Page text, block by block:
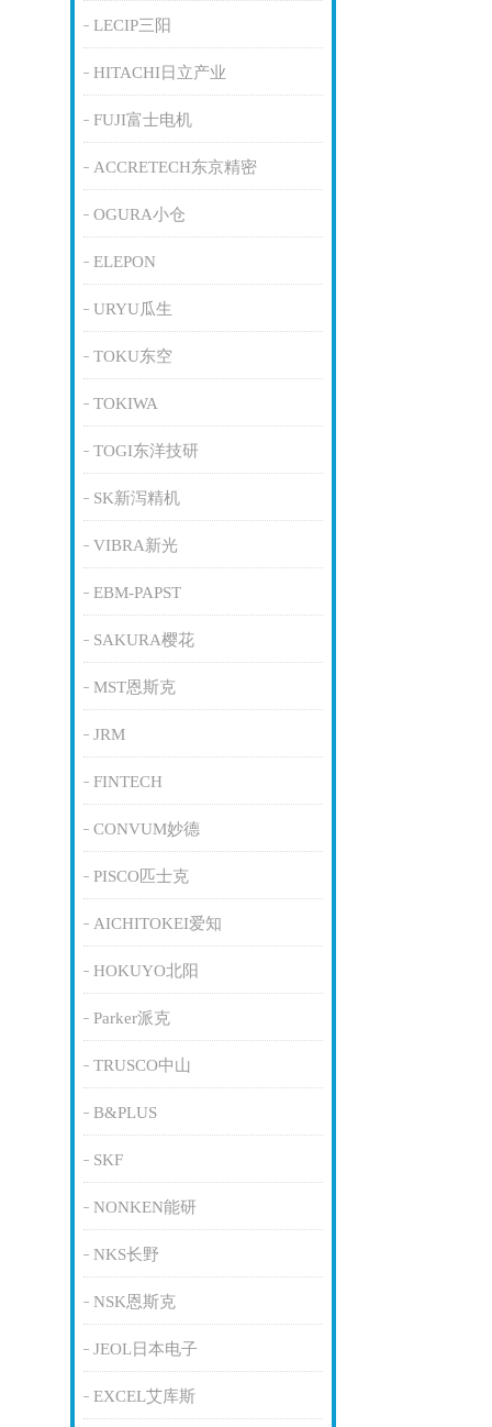
LECIP三阳
HITACHI日立产业
FUJI富士电机
ACCRETECH东京精密
OGURA小仓
ELEPON
URYU瓜生
TOKU东空
TOKIWA
TOGI东洋技研
SK新泻精机
VIBRA新光
EBM-PAPST
SAKURA樱花
MST恩斯克
JRM
FINTECH
CONVUM妙德
PISCO匹士克
AICHITOKEI爱知
HOKUYO北阳
Parker派克
TRUSCO中山
B&PLUS
SKF
NONKEN能研
NKS长野
NSK恩斯克
JEOL日本电子
EXCEL艾库斯